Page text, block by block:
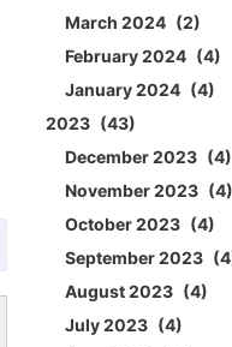
March 2024
2
February 2024
4
January 2024
4
2023
43
December 2023
4
November 2023
4
October 2023
4
September 2023
4
August 2023
4
July 2023
4